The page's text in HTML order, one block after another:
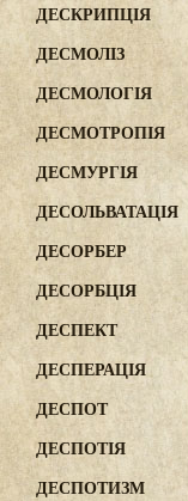
ДЕСКРИПЦІЯ
ДЕСМОЛІЗ
ДЕСМОЛОГІЯ
ДЕСМОТРОПІЯ
ДЕСМУРГІЯ
ДЕСОЛЬВАТАЦІЯ
ДЕСОРБЕР
ДЕСОРБЦІЯ
ДЕСПЕКТ
ДЕСПЕРАЦІЯ
ДЕСПОТ
ДЕСПОТІЯ
ДЕСПОТИЗМ